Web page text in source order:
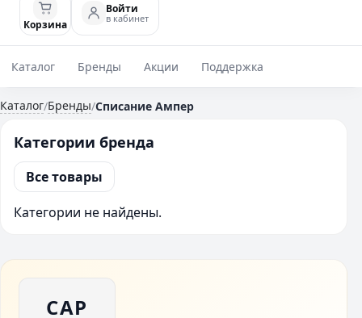
Корзина
Войти
в кабинет
Каталог Бренды Акции Поддержка
Каталог/Бренды/Списание Ампер
Категории бренда
Все товары
Категории не найдены.
САР